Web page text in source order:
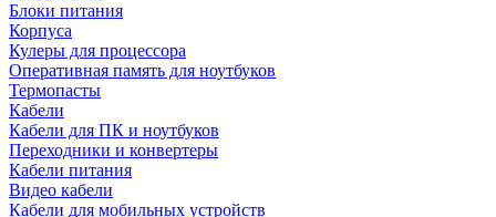
Блоки питания
Корпуса
Кулеры для процессора
Оперативная память для ноутбуков
Термопасты
Кабели
Кабели для ПК и ноутбуков
Переходники и конвертеры
Кабели питания
Видео кабели
Кабели для мобильных устройств